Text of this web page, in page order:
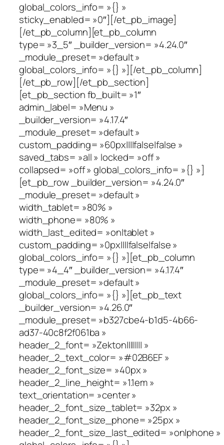
global_colors_info= »{} »
sticky_enabled= »0″][/et_pb_image]
[/et_pb_column][et_pb_column
type= »3_5″ _builder_version= »4.24.0″
_module_preset= »default »
global_colors_info= »{} »][/et_pb_column]
[/et_pb_row][/et_pb_section]
[et_pb_section fb_built= »1″
admin_label= »Menu »
_builder_version= »4.17.4″
_module_preset= »default »
custom_padding= »60px||||false|false »
saved_tabs= »all » locked= »off »
collapsed= »off » global_colors_info= »{} »]
[et_pb_row _builder_version= »4.24.0″
_module_preset= »default »
width_tablet= »80% »
width_phone= »80% »
width_last_edited= »on|tablet »
custom_padding= »0px||||false|false »
global_colors_info= »{} »][et_pb_column
type= »4_4″ _builder_version= »4.17.4″
_module_preset= »default »
global_colors_info= »{} »][et_pb_text
_builder_version= »4.26.0″
_module_preset= »b327cbe4-b1d5-4b66-
ad37-40c8f2f061ba »
header_2_font= »Zekton|||||||| »
header_2_text_color= »#02B6EF »
header_2_font_size= »40px »
header_2_line_height= »1.1em »
text_orientation= »center »
header_2_font_size_tablet= »32px »
header_2_font_size_phone= »25px »
header_2_font_size_last_edited= »on|phone »